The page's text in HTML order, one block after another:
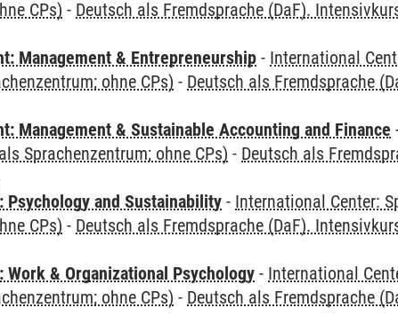
CPs) - Deutsch als Fremdsprache (DaF).
Management & Entrepreneurship - International
ohne CPs) - Deutsch als Fremdsprache
Management & Sustainable Accounting and Finance
Sprachenzentrum; ohne CPs) - Deutsch als
and Sustainability - International Center:
CPs) - Deutsch als Fremdsprache (DaF).
& Organizational Psychology - International
ohne CPs) - Deutsch als Fremdsprache